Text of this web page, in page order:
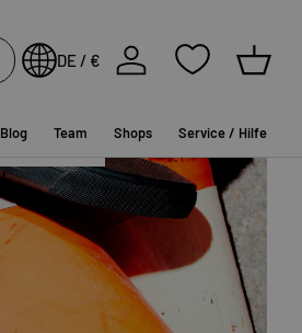
DE / €
Einloggen
Blog Team Shops Service / Hilfe
SHOP NOW